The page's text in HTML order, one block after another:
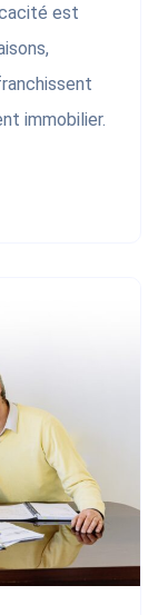
est
immobilier.